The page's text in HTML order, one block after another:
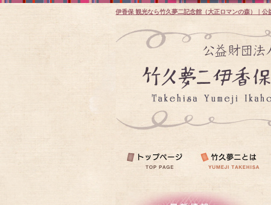
伊香保 観光なら竹久夢二記念館（大正ロマンの森）｜